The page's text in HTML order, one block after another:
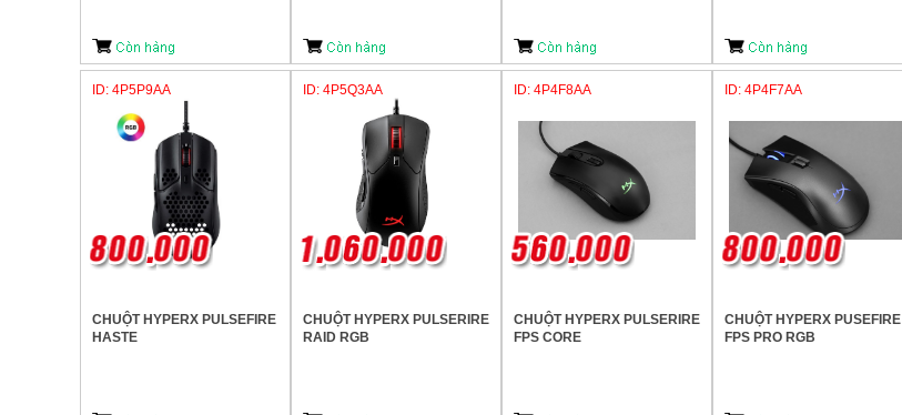
ID: 4P5P9AA
CHUỘT HYPERX PULSEFIRE
HASTE
ID: 4P5Q3AA
CHUỘT HYPERX PULSERIRE
RAID RGB
ID: 4P4F8AA
CHUỘT HYPERX PULSERIRE
FPS CORE
ID: 4P4F7AA
CHUỘT HYPERX PUSEFIRE
FPS PRO RGB